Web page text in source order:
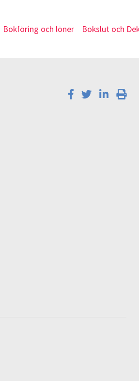
Bokföring och löner Bokslut och